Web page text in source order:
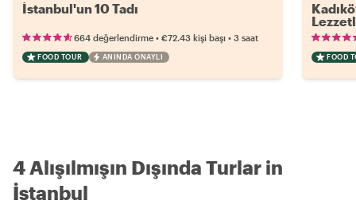
İstanbul'un 10 Tadı
664 değerlendirme • €72.43 kişi başı • 3 saat
FOOD TOUR ANINDA ONAYLI FOOD
4 Alışılmışın Dışında Turlar in
İstanbul